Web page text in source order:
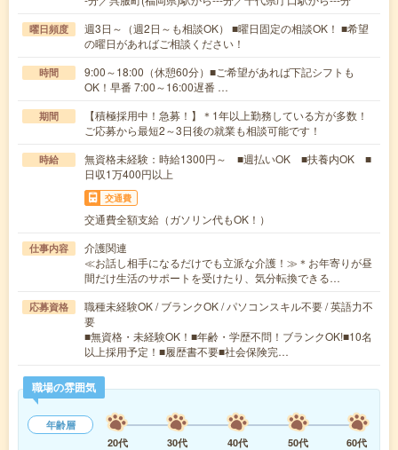
曜日頻度
週3日～（週2日～も相談OK） ■曜日固定の相談OK！ ■希望
の曜日があればご相談ください！
時間
9:00～18:00（休憩60分）■ご希望があれば下記シフトも
OK！早番 7:00～16:00遅番 …
期間
【積極採用中！急募！】＊1年以上勤務している方が多数！
ご応募から最短2～3日後の就業も相談可能です！
時給
無資格未経験：時給1300円～ ■週払いOK ■扶養内OK ■
日収1万400円以上
交通費
交通費全額支給（ガソリン代もOK！）
仕事内容
介護関連
≪お話し相手になるだけでも立派な介護！≫＊お年寄りが昼
間だけ生活のサポートを受けたり、気分転換できる…
応募資格
職種未経験OK / ブランクOK / パソコンスキル不要 / 英語力不
要
■無資格・未経験OK！■年齢・学歴不問！ブランクOK!■10名
以上採用予定！■履歴書不要■社会保険完…
職場の雰囲気
年齢層
20代
30代 40代 50代
60代